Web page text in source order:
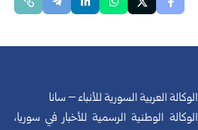
الوكالة العربية السورية للأنباء – سانا
الوكالة الوطنية الرسمية للأخبار في سوريا،